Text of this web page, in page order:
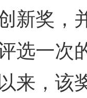
新奖，
选一次
来，该